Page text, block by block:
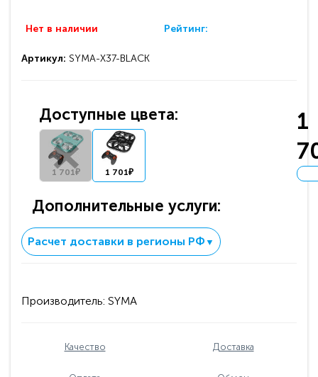
Нет в наличии Рейтинг:
Артикул: SYMA-X37-BLACK
Доступные цвета:
1 701₽ 1 701₽
Дополнительные услуги:
1
Расчет доставки в регионы РФ ▼
Производитель: SYMA
Качество Доставка